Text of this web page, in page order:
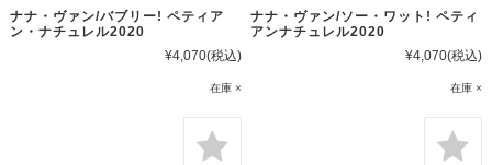
ナナ・ヴァン/バブリー! ペティア
ン・ナチュレル2020
¥4,070(税込)
在庫 ×
ナナ・ヴァン/ソー・ワット! ペティ
アンナチュレル2020
¥4,070(税込)
在庫 ×